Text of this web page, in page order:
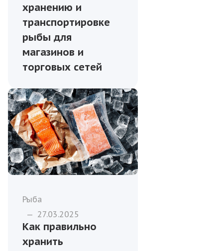
хранению и
транспортировке
рыбы для
магазинов и
торговых сетей
Рыба
— 27.03.2025
Как правильно
хранить